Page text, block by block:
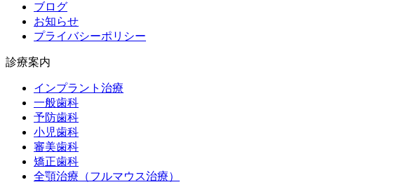
ブログ
お知らせ
プライバシーポリシー
診療案内
インプラント治療
一般歯科
予防歯科
小児歯科
審美歯科
矯正歯科
全顎治療（フルマウス治療）